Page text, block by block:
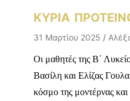
ΚΥΡΙΑ
31 Μαρτίου 2025
Οι μαθητές της Β΄
Βασίλη και Ελίζας
κόσμο της μοντέρνας